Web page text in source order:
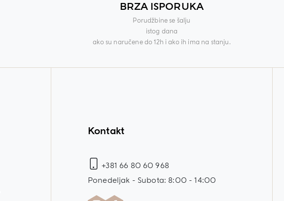
BRZA ISPORUKA
Porudžbine se šalju
istog dana
ako su naručene do 12h i ako ih ima na stanju.
Kontakt
+381 66 80 60 968
Ponedeljak - Subota: 8:00 - 14:00